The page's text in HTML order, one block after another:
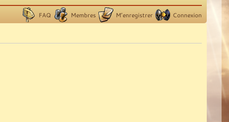
FAQ Membres M’enregistrer Connexion